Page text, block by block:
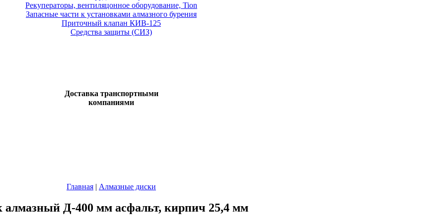
Рекуператоры, вентиляцонное оборудование, Tion
Запасные части к установками алмазного бурения
Приточный клапан КИВ-125
Средства защиты (СИЗ)
Доставка транспортными
компаниями
Главная | Алмазные диски
алмазный Д-400 мм асфальт, кирпич 25,4 мм